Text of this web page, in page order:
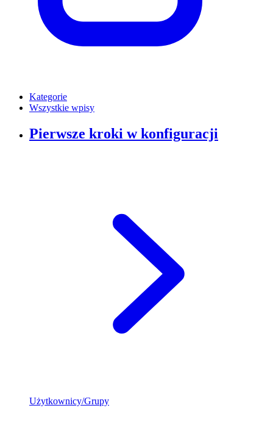
Kategorie
Wszystkie wpisy
Pierwsze kroki w konfiguracji
Użytkownicy/Grupy